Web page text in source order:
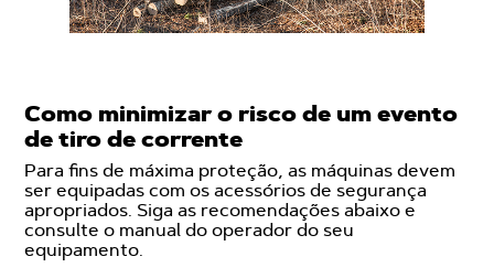
Como minimizar o risco de um evento
de tiro de corrente
Para fins de máxima proteção, as máquinas devem
ser equipadas com os acessórios de segurança
apropriados. Siga as recomendações abaixo e
consulte o manual do operador do seu
equipamento.